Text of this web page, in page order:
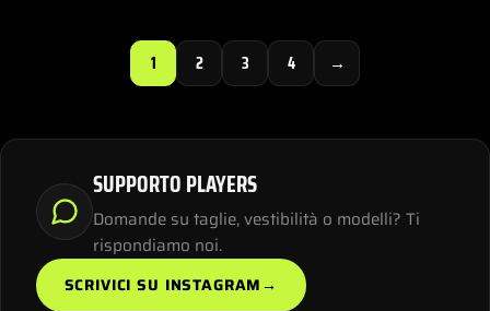
originale
€279,00.
attuale
€169,00.
1 2 3 4 →
SUPPORTO PLAYERS
Domande su taglie, vestibilità o modelli? Ti
rispondiamo noi.
SCRIVICI SU INSTAGRAM→